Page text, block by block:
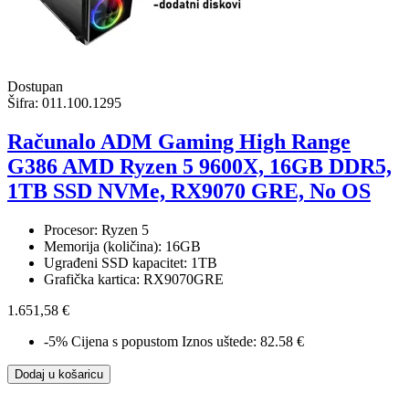
Dostupan
Šifra: 011.100.1295
Računalo ADM Gaming High Range
G386 AMD Ryzen 5 9600X, 16GB DDR5,
1TB SSD NVMe, RX9070 GRE, No OS
Procesor: Ryzen 5
Memorija (količina): 16GB
Ugrađeni SSD kapacitet: 1TB
Grafička kartica: RX9070GRE
1.651,58 €
-5% Cijena s popustom Iznos uštede: 82.58 €
Dodaj u košaricu